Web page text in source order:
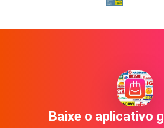
Baixe o aplicativo